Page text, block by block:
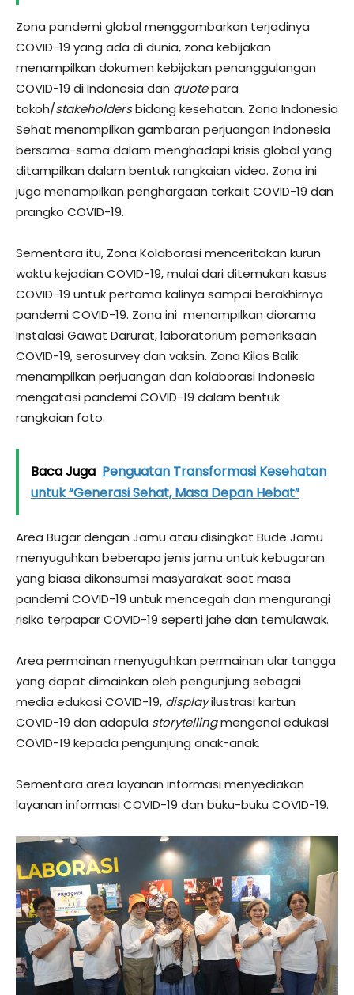
Zona pandemi global menggambarkan terjadinya
COVID-19 yang ada di dunia, zona kebijakan
menampilkan dokumen kebijakan penanggulangan
COVID-19 di Indonesia dan quotepara
tokoh/stakeholdersbidang kesehatan. Zona Indonesia
Sehat menampilkan gambaran perjuangan Indonesia
bersama-sama dalam menghadapi krisis global yang
ditampilkan dalam bentuk rangkaian video. Zona ini
juga menampilkan penghargaan terkait COVID-19 dan
prangko COVID-19.
Sementara itu, Zona Kolaborasi menceritakan kurun
waktu kejadian COVID-19, mulai dari ditemukan kasus
COVID-19 untuk pertama kalinya sampai berakhirnya
pandemi COVID-19. Zona ini menampilkan diorama
Instalasi Gawat Darurat, laboratorium pemeriksaan
COVID-19, serosurvey dan vaksin. Zona Kilas Balik
menampilkan perjuangan dan kolaborasi Indonesia
mengatasi pandemi COVID-19 dalam bentuk
rangkaian foto.
Baca Juga Penguatan Transformasi Kesehatan
untuk “Generasi Sehat, Masa Depan Hebat”
Area Bugar dengan Jamu atau disingkat Bude Jamu
menyuguhkan beberapa jenis jamu untuk kebugaran
yang biasa dikonsumsi masyarakat saat masa
pandemi COVID-19 untuk mencegah dan mengurangi
risiko terpapar COVID-19 seperti jahe dan temulawak.
Area permainan menyuguhkan permainan ular tangga
yang dapat dimainkan oleh pengunjung sebagai
media edukasi COVID-19, displayilustrasi kartun
COVID-19 dan adapula storytellingmengenai edukasi
COVID-19 kepada pengunjung anak-anak.
Sementara area layanan informasi menyediakan
layanan informasi COVID-19 dan buku-buku COVID-19.